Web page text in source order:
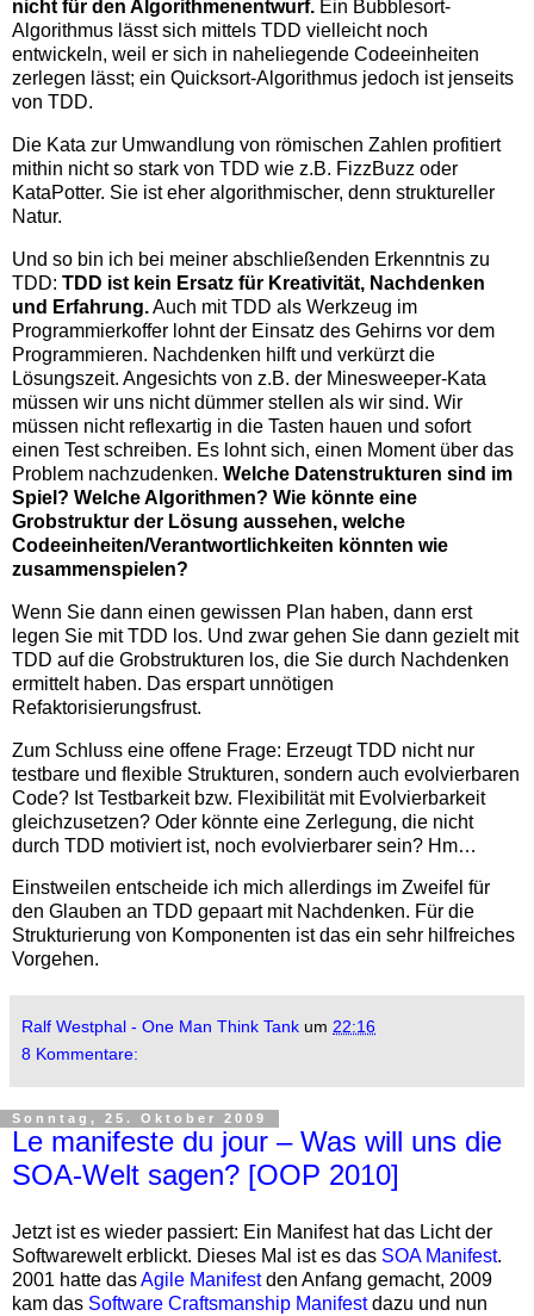
nicht für den Algorithmenentwurf. Ein Bubblesort-
Algorithmus lässt sich mittels TDD vielleicht noch
entwickeln, weil er sich in naheliegende Codeeinheiten
zerlegen lässt; ein Quicksort-Algorithmus jedoch ist jenseits
von TDD.
Die Kata zur Umwandlung von römischen Zahlen profitiert
mithin nicht so stark von TDD wie z.B. FizzBuzz oder
KataPotter. Sie ist eher algorithmischer, denn struktureller
Natur.
Und so bin ich bei meiner abschließenden Erkenntnis zu
TDD: TDD ist kein Ersatz für Kreativität, Nachdenken
und Erfahrung.Auch mit TDD als Werkzeug im
Programmierkoffer lohnt der Einsatz des Gehirns vor dem
Programmieren. Nachdenken hilft und verkürzt die
Lösungszeit. Angesichts von z.B. der Minesweeper-Kata
müssen wir uns nicht dümmer stellen als wir sind. Wir
müssen nicht reflexartig in die Tasten hauen und sofort
einen Test schreiben. Es lohnt sich, einen Moment über das
Problem nachzudenken. Welche Datenstrukturen sind im
Spiel? Welche Algorithmen? Wie könnte eine
Grobstruktur der Lösung aussehen, welche
Codeeinheiten/Verantwortlichkeiten könnten wie
zusammenspielen?
Wenn Sie dann einen gewissen Plan haben, dann erst
legen Sie mit TDD los. Und zwar gehen Sie dann gezielt mit
TDD auf die Grobstrukturen los, die Sie durch Nachdenken
ermittelt haben. Das erspart unnötigen
Refaktorisierungsfrust.
Zum Schluss eine offene Frage: Erzeugt TDD nicht nur
testbare und flexible Strukturen, sondern auch evolvierbaren
Code? Ist Testbarkeit bzw. Flexibilität mit Evolvierbarkeit
gleichzusetzen? Oder könnte eine Zerlegung, die nicht
durch TDD motiviert ist, noch evolvierbarer sein? Hm…
Einstweilen entscheide ich mich allerdings im Zweifel für
den Glauben an TDD gepaart mit Nachdenken. Für die
Strukturierung von Komponenten ist das ein sehr hilfreiches
Vorgehen.
Ralf Westphal - One Man Think Tank um 22:16
8 Kommentare:
Sonntag, 25. Oktober 2009
Le manifeste du jour – Was will uns die
SOA-Welt sagen? [OOP 2010]
Jetzt ist es wieder passiert: Ein Manifest hat das Licht der
Softwarewelt erblickt. Dieses Mal ist es das SOA Manifest.
2001 hatte dasAgile Manifestden Anfang gemacht, 2009
kam das Software Craftsmanship Manifestdazu und nun